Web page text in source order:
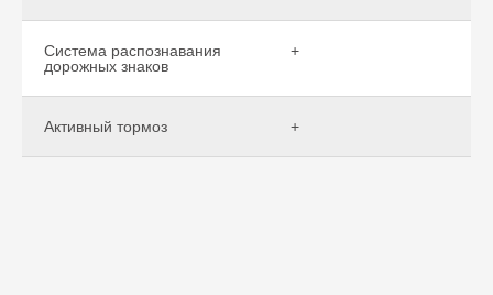
Система распознавания
дорожных знаков
+
Активный тормоз +